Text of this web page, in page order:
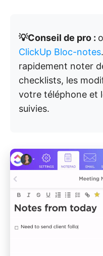
💡Conseil de pro :
ClickUp Bloc-notes
rapidement noter
checklists, les
votre téléphone et
suivies.